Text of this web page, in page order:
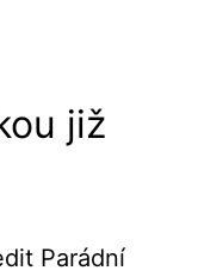
již